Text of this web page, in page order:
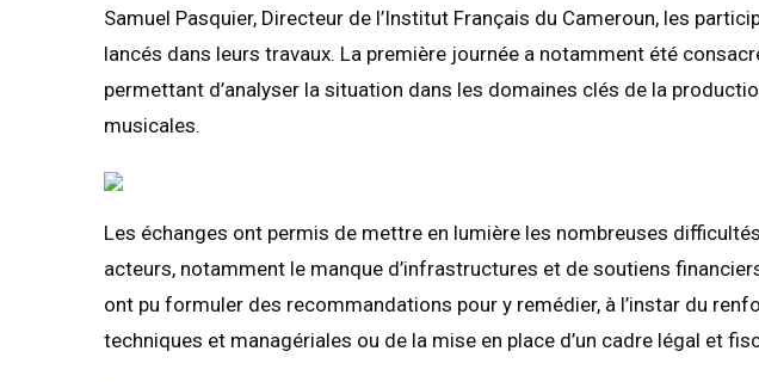
Samuel Pasquier, Directeur de l’Institut Français du Cameroun, les
lancés dans leurs travaux. La première journée a notamment été
permettant d’analyser la situation dans les domaines clés de la
musicales.
Les échanges ont permis de mettre en lumière les nombreuses
acteurs, notamment le manque d’infrastructures et de soutiens
ont pu formuler des recommandations pour y remédier, à l’instar du
techniques et managériales ou de la mise en place d’un cadre légal et